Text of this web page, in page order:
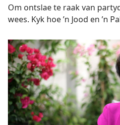
Om ontslae te raak van
wees. Kyk hoe ’n Jood en ’n